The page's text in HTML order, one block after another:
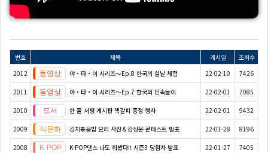
번호 제목 게시일
조회수
2012
야・타・이 시리즈〜Ep.8 한국의 설날 체험 22-02-10 7426
2011 야・타・이 시리즈〜Ep.7 한국의 민속놀이 22-02-01 7085
2010 한 줄 서평 게시판 책갈피 증정 행사 22-02-01 9432
2009 김치볶음밥 요리 사진＆감상문 콘테스트 발표 22-01-28 8196
2008 K-POP댄스 나도 춰봤다!! 시즌3 당첨자 발표 22-01-27 7405